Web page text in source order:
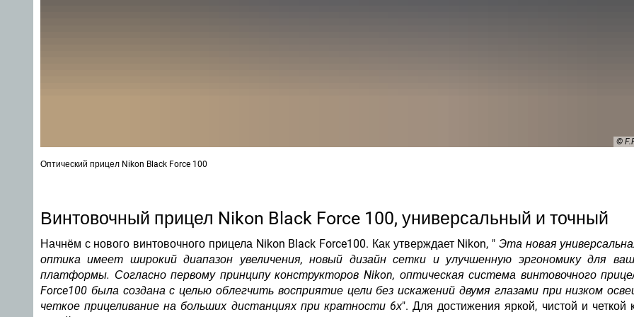
©
Оптический прицел Nikon Black Force 100
Винтовочный прицел Nikon Black Force 100, универсальный и точный
Начнём с нового винтовочного прицела Nikon Black Force100. Как утверждает Nikon, " Эта новая
оптика имеет широкий диапазон увеличения, новый дизайн сетки и улучшенную эргономику для
платформы. Согласно первому принципу конструкторов Nikon, оптическая система винтовочного
Force100 была создана с целью облегчить восприятие цели без искажений двумя глазами при низком
четкое прицеливание на больших дистанциях при кратности 6х". Для достижения яркой, чистой и четкой